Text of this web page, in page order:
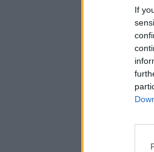
If